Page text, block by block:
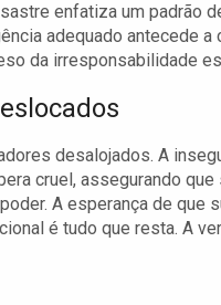
enfatiza um padrão
adequado antecede
da irresponsabilidade
desalojados. A
cruel, assegurando
A esperança de que
é tudo que resta. A